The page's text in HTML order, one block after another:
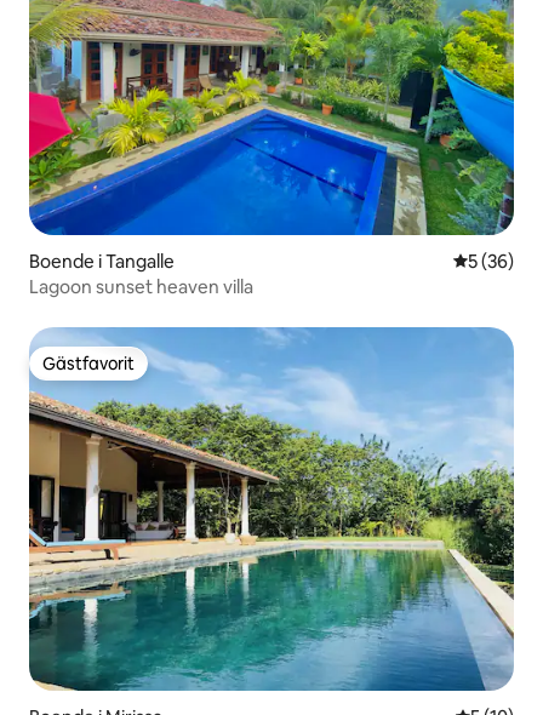
Boende i Tangalle 5 av 5 i
5 (36)
Lagoon sunset heaven villa
Gästfavorit
Gästfavorit